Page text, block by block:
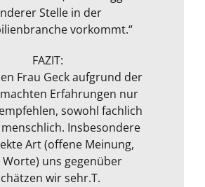
Stelle in der
vorkommt.“
FAZIT:
Frau Geck aufgrund der
Erfahrungen nur
sowohl fachlich
Insbesondere
Art (offene Meinung,
Worte) uns gegenüber
wir sehr.T.
zur Feuchtmessung
ihrem geschultem Auge
wird, rundet sie durch
Kompetenz ab. Termin
sehr kurzfristig und
machbar. Die
war auch bestens .
Telefon etc… Alles in
kann ich sie nur
Weiter so !
Preis ab! Vielen
Dank!“
Dettenbach